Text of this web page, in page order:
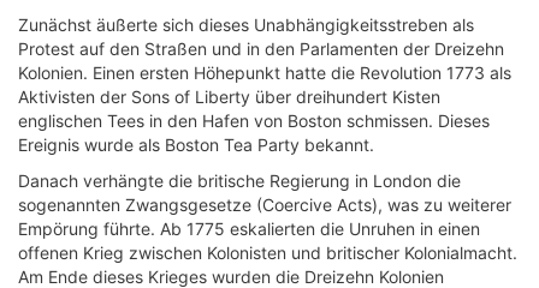
Zunächst äußerte sich dieses Unabhängigkeitsstreben als
Protest auf den Straßen und in den Parlamenten der Dreizehn
Kolonien. Einen ersten Höhepunkt hatte die Revolution 1773 als
Aktivisten der Sons of Liberty über dreihundert Kisten
englischen Tees in den Hafen von Boston schmissen. Dieses
Ereignis wurde als Boston Tea Party bekannt.
Danach verhängte die britische Regierung in London die
sogenannten Zwangsgesetze (Coercive Acts), was zu weiterer
Empörung führte. Ab 1775 eskalierten die Unruhen in einen
offenen Krieg zwischen Kolonisten und britischer Kolonialmacht.
Am Ende dieses Krieges wurden die Dreizehn Kolonien